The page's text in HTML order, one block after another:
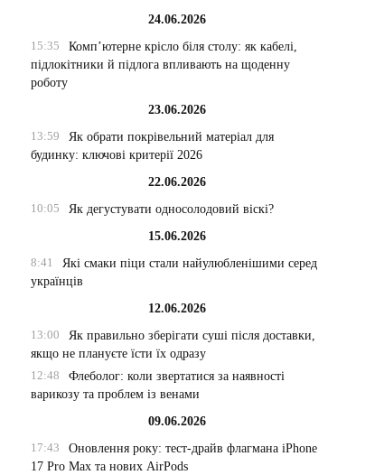
24.06.2026
15:35
Комп’ютерне крісло біля столу: як кабелі,
підлокітники й підлога впливають на щоденну
роботу
23.06.2026
13:59
Як обрати покрівельний матеріал для
будинку: ключові критерії 2026
22.06.2026
10:05
Як дегустувати односолодовий віскі?
15.06.2026
8:41
Які смаки піци стали найулюбленішими серед
українців
12.06.2026
13:00
Як правильно зберігати суші після доставки,
якщо не плануєте їсти їх одразу
12:48
Флеболог: коли звертатися за наявності
варикозу та проблем із венами
09.06.2026
17:43
Оновлення року: тест-драйв флагмана iPhone
17 Pro Max та нових AirPods